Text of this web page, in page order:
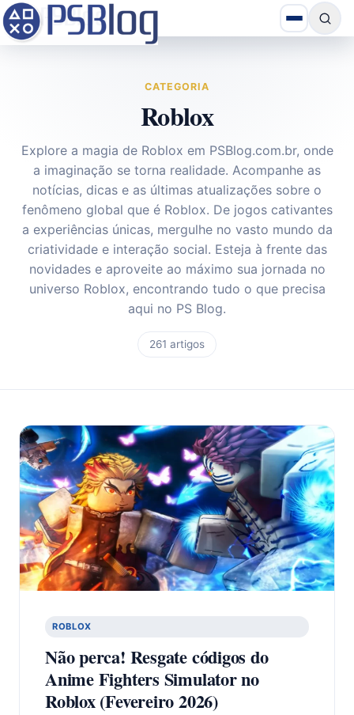
CATEGORIA
Roblox
Explore a magia de Roblox em PSBlog.com.br, onde
a imaginação se torna realidade. Acompanhe as
notícias, dicas e as últimas atualizações sobre o
fenômeno global que é Roblox. De jogos cativantes
a experiências únicas, mergulhe no vasto mundo da
criatividade e interação social. Esteja à frente das
novidades e aproveite ao máximo sua jornada no
universo Roblox, encontrando tudo o que precisa
aqui no PS Blog.
261 artigos
ROBLOX
Não perca! Resgate códigos do
Anime Fighters Simulator no
Roblox (Fevereiro 2026)